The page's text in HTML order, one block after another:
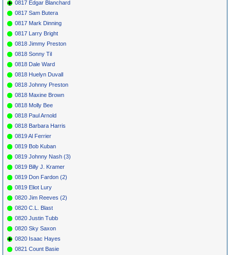
0817 Edgar Blanchard
0817 Sam Butera
0817 Mark Dinning
0817 Larry Bright
0818 Jimmy Preston
0818 Sonny Til
0818 Dale Ward
0818 Huelyn Duvall
0818 Johnny Preston
0818 Maxine Brown
0818 Molly Bee
0818 Paul Arnold
0818 Barbara Harris
0819 Al Ferrier
0819 Bob Kuban
0819 Johnny Nash (3)
0819 Billy J. Kramer
0819 Don Fardon (2)
0819 Eliot Lury
0820 Jim Reeves (2)
0820 C.L. Blast
0820 Justin Tubb
0820 Sky Saxon
0820 Isaac Hayes
0821 Count Basie